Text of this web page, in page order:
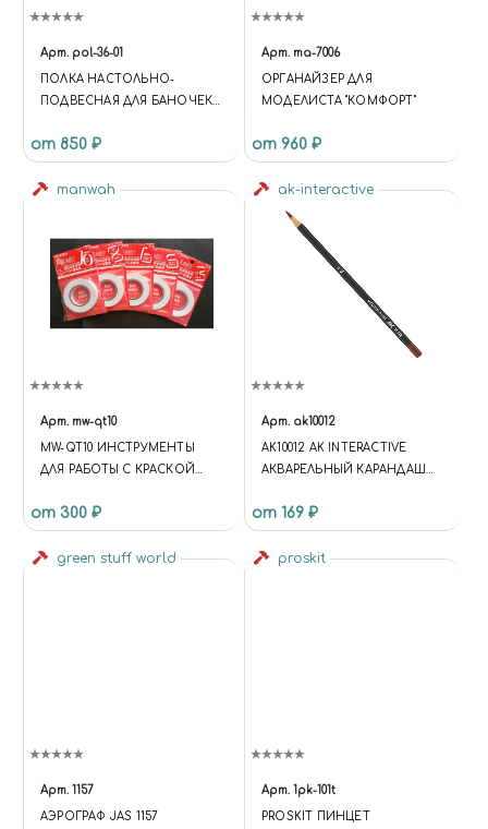
Арт. pol-36-01
ПОЛКА НАСТОЛЬНО-
ПОДВЕСНАЯ ДЛЯ БАНОЧЕК
от 850 ₽
Арт. ma-7006
ОРГАНАЙЗЕР ДЛЯ
МОДЕЛИСТА "КОМФОРТ"
от 960 ₽
manwah
Арт. mw-qt10
MW-QT10 ИНСТРУМЕНТЫ
ДЛЯ РАБОТЫ С КРАСКОЙ
ЛЕНТА 10ММ*18М
от 300 ₽
ak-interactive
Арт. ak10012
AK10012 AK INTERACTIVE
АКВАРЕЛЬНЫЙ КАРАНДАШ
PENCIL MEDIUM RUST
от 169 ₽
green stuff world
Арт. 1157
АЭРОГРАФ JAS 1157
proskit
Арт. 1pk-101t
PROSKIT ПИНЦЕТ